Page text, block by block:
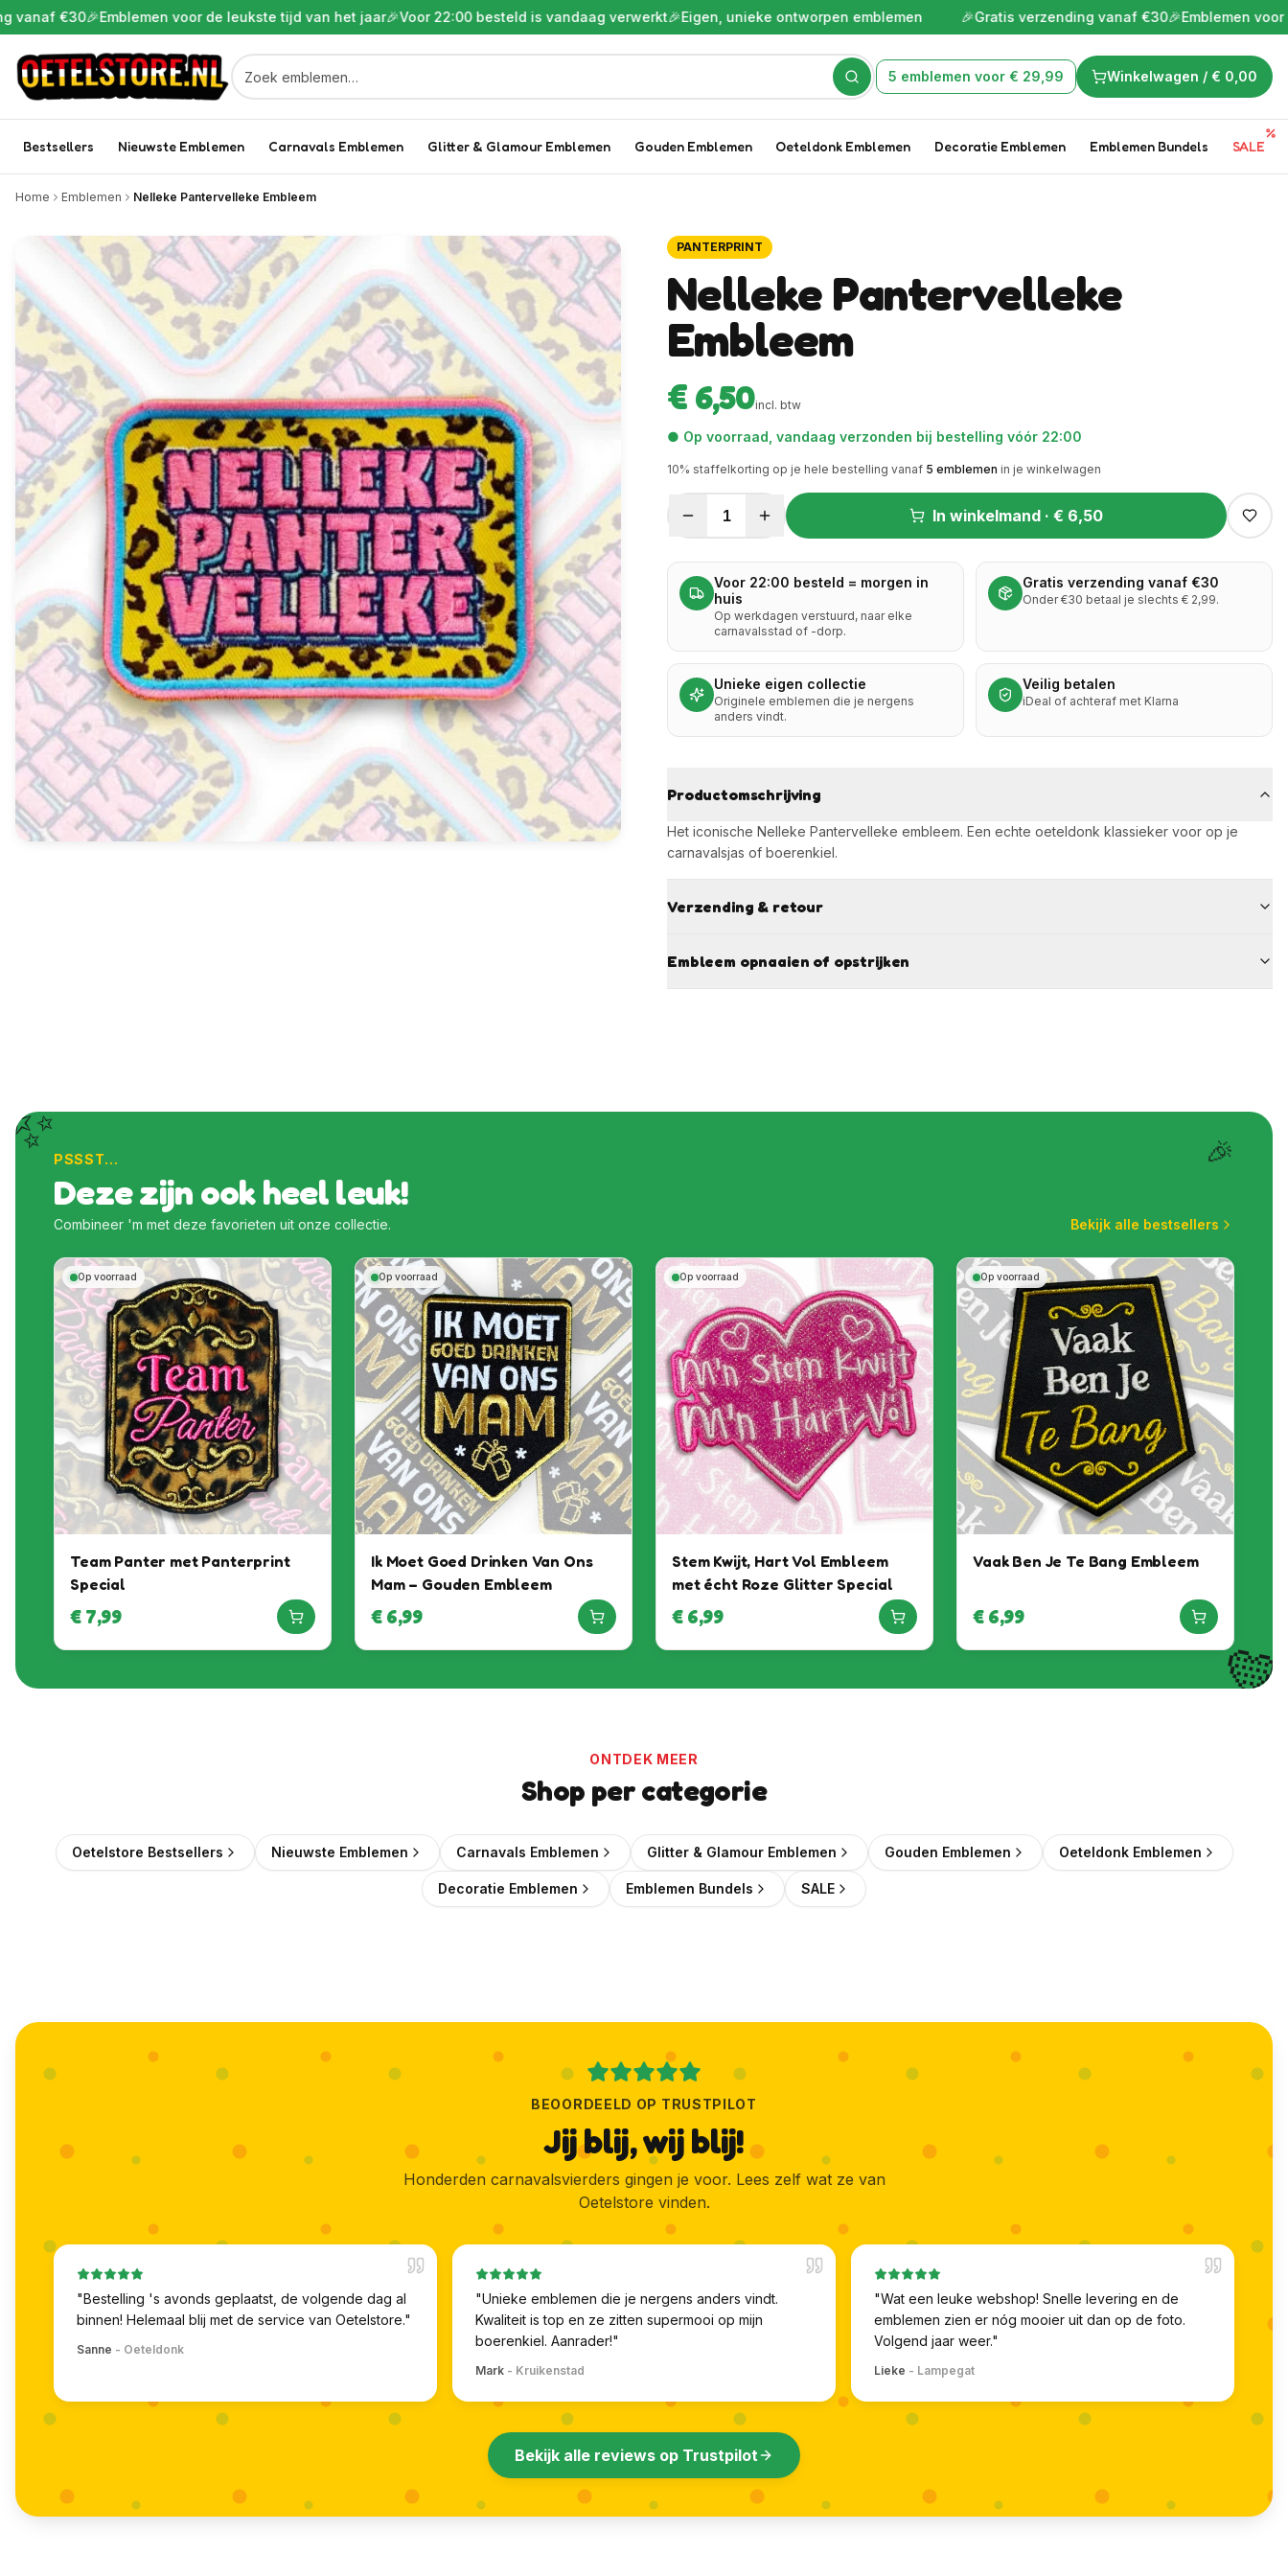
🎉Emblemen voor de leukste tijd van het jaar🎉Voor 22:00 besteld is vandaag verwerkt 🎉Eigen, unieke ontworpen emblemen 🎉Gratis verzending vanaf €30🎉Emblemen voor de
5 emblemen voor € 29,99 Winkelwagen / € 0,00
Bestsellers Nieuwste Emblemen Carnavals Emblemen Glitter & Glamour Emblemen Gouden Emblemen Oeteldonk Emblemen Decoratie Emblemen Emblemen Bundels SALE
Home Emblemen Nelleke Pantervelleke Embleem
PANTERPRINT
Nelleke Pantervelleke
Embleem
€ 6,50incl. btw
● Op voorraad, vandaag verzonden bij bestelling vóór 22:00
10% staffelkorting op je hele bestelling vanaf 5 emblemen in je winkelwagen
1 In winkelmand · € 6,50
Voor 22:00 besteld = morgen in
huis
Op werkdagen verstuurd, naar elke
carnavalsstad of -dorp.
Gratis verzending vanaf €30
Onder €30 betaal je slechts € 2,99.
Unieke eigen collectie
Originele emblemen die je nergens
anders vindt.
Veilig betalen
iDeal of achteraf met Klarna
Productomschrijving
Het iconische Nelleke Pantervelleke embleem. Een echte oeteldonk klassieker voor op je
carnavalsjas of boerenkiel.
Verzending & retour
Embleem opnaaien of opstrijken
✨
💛
🎉
PSSST…
Deze zijn ook heel leuk!
Combineer 'm met deze favorieten uit onze collectie. Bekijk alle bestsellers
Op voorraad
Team Panter met Panterprint
Special
€ 7,99
Op voorraad
Ik Moet Goed Drinken Van Ons
Mam – Gouden Embleem
€ 6,99
Op voorraad
Stem Kwijt, Hart Vol Embleem
met écht Roze Glitter Special
€ 6,99
Op voorraad
Vaak Ben Je Te Bang Embleem
€ 6,99
ONTDEK MEER
Shop per categorie
Oetelstore Bestsellers Nieuwste Emblemen Carnavals Emblemen Glitter & Glamour Emblemen Gouden Emblemen Oeteldonk Emblemen
Decoratie Emblemen Emblemen Bundels SALE
BEOORDEELD OP TRUSTPILOT
Jij blij, wij blij!
Honderden carnavalsvierders gingen je voor. Lees zelf wat ze van
Oetelstore vinden.
"Bestelling 's avonds geplaatst, de volgende dag al
binnen! Helemaal blij met de service van Oetelstore."
Sanne - Oeteldonk
"Unieke emblemen die je nergens anders vindt.
Kwaliteit is top en ze zitten supermooi op mijn
boerenkiel. Aanrader!"
Mark - Kruikenstad
"Wat een leuke webshop! Snelle levering en de
emblemen zien er nóg mooier uit dan op de foto.
Volgend jaar weer."
Lieke - Lampegat
Bekijk alle reviews op Trustpilot
Het feest kan beginnen, want
Wil je elke week een leuke kortingscode in je mailbox?
✨ Als eerste de nieuwste emblemen
📬Geen spam, uitschrijven kan altijd